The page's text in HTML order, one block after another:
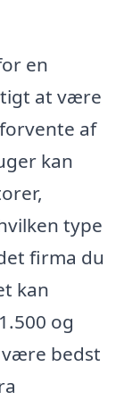
en
at være
af
kan
type
firma du
kan
og
være bedst